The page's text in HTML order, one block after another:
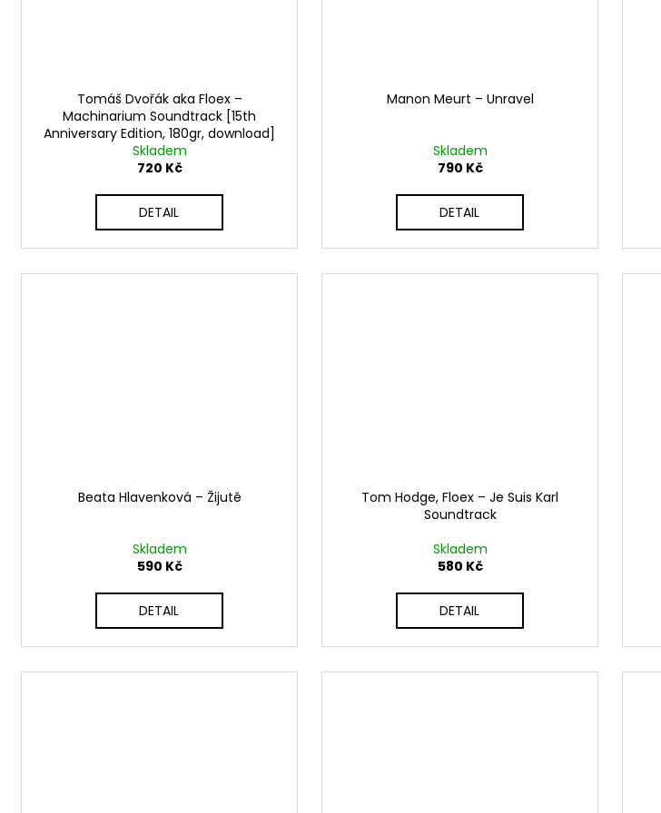
Tomáš Dvořák ‎aka Floex –
Machinarium Soundtrack [15th
Anniversary Edition, 180gr, download]
Skladem
720 Kč
DETAIL
Manon Meurt – Unravel
Skladem
790 Kč
DETAIL
Beata Hlavenková – Žijutě
Skladem
590 Kč
DETAIL
Tom Hodge, Floex – Je Suis Karl
Soundtrack
Skladem
580 Kč
DETAIL